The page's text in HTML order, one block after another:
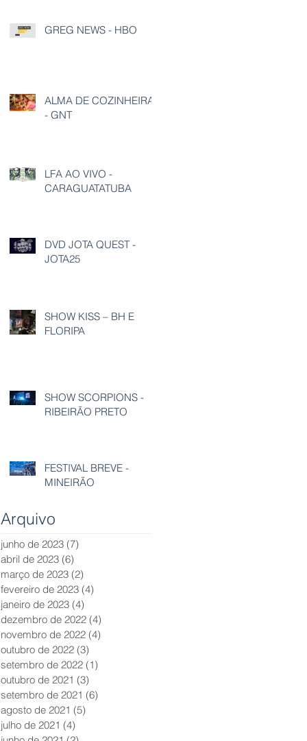
GREG NEWS - HBO
ALMA DE COZINHEIRA
- GNT
LFA AO VIVO -
CARAGUATATUBA
DVD JOTA QUEST -
JOTA25
SHOW KISS – BH E
FLORIPA
SHOW SCORPIONS -
RIBEIRÃO PRETO
FESTIVAL BREVE -
MINEIRÃO
Arquivo
junho de 2023 (7)
abril de 2023 (6)
março de 2023 (2)
fevereiro de 2023 (4)
janeiro de 2023 (4)
dezembro de 2022 (4)
novembro de 2022 (4)
outubro de 2022 (3)
setembro de 2022 (1)
outubro de 2021 (3)
setembro de 2021 (6)
agosto de 2021 (5)
julho de 2021 (4)